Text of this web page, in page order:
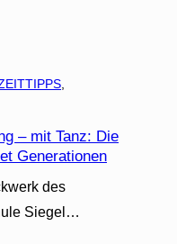
– mit Tanz: Die
Generationen
des
Siegel…